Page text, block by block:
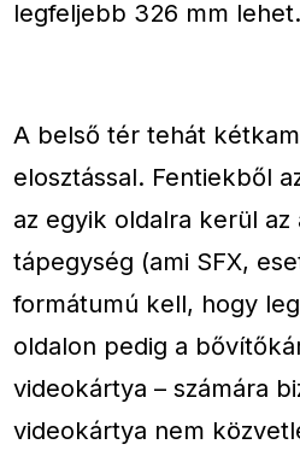
legfeljebb 326 mm lehet.
A belső tér tehát
elosztással. Fentiekből
az egyik oldalra kerül az
tápegység (ami SFX,
formátumú kell, hogy
oldalon pedig a
videokártya – számára
videokártya nem